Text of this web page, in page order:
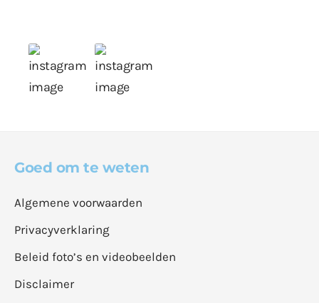
Goed om te weten
Algemene voorwaarden
Privacyverklaring
Beleid foto’s en videobeelden
Disclaimer